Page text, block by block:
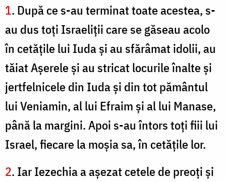
1. După ce s-au terminat toate acestea, s-
au dus toţi Israeliţii care se găseau acolo
în cetăţile lui Iuda şi au sfărâmat idolii, au
tăiat Aşerele şi au stricat locurile înalte şi
jertfelnicele din Iuda şi din tot pământul
lui Veniamin, al lui Efraim şi al lui Manase,
până la margini. Apoi s-au întors toţi fiii lui
Israel, fiecare la moşia sa, în cetăţile lor.
2. Iar Iezechia a aşezat cetele de preoţi şi